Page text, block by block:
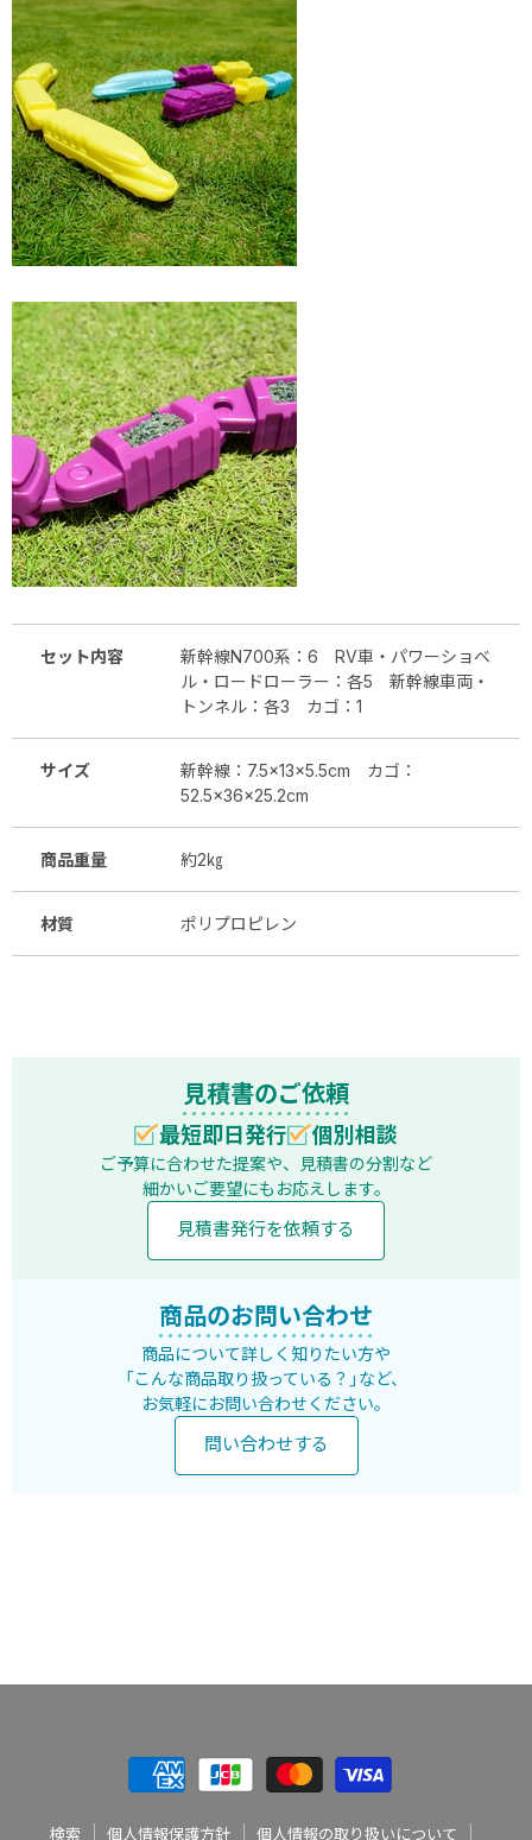
セット内容
新幹線N700系：6 RV車・パワーショベ
ル・ロードローラー：各5 新幹線車両・
トンネル：各3 カゴ：1
サイズ
新幹線：7.5×13×5.5cm カゴ：
52.5×36×25.2cm
商品重量 約2㎏
材質 ポリプロピレン
見積書のご依頼
最短即日発行 個別相談
ご予算に合わせた提案や、見積書の分割など
細かいご要望にもお応えします。
見積書発行を依頼する
商品のお問い合わせ
商品について詳しく知りたい方や
「こんな商品取り扱っている？」など、
お気軽にお問い合わせください。
問い合わせする
検索 個人情報保護方針 個人情報の取り扱いについて